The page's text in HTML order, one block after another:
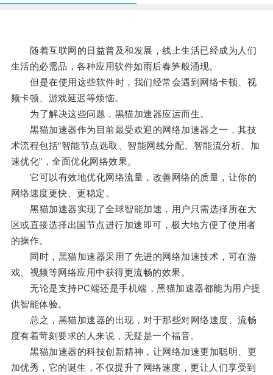
随着互联网的日益普及和发展，线上生活已经成为人们
生活的必需品，各种应用软件如雨后春笋般涌现。
但是在使用这些软件时，我们经常会遇到网络卡顿、视
频卡顿、游戏延迟等烦恼。
为了解决这些问题，黑猫加速器应运而生。
黑猫加速器作为目前最受欢迎的网络加速器之一，其技
术流程包括“智能节点选取、智能网线分配、智能流分析、加
速优化”，全面优化网络效果。
它可以有效地优化网络流量，改善网络的质量，让你的
网络速度更快、更稳定。
黑猫加速器实现了全球智能加速，用户只需选择所在大
区或直接选择出国节点进行加速即可，极大地方便了使用者
的操作。
同时，黑猫加速器采用了先进的网络加速技术，可在游
戏、视频等网络应用中获得更流畅的效果。
无论是支持PC端还是手机端，黑猫加速器都能为用户提
供智能体验。
总之，黑猫加速器的出现，对于那些对网络速度、流畅
度有着苛刻要求的人来说，无疑是一个福音。
黑猫加速器的科技创新精神，让网络加速更加聪明、更
加优秀，它的诞生，不仅提升了网络速度，更让人们享受到